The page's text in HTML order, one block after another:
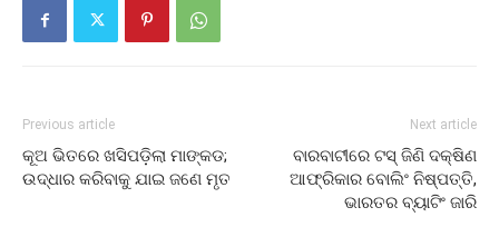
Previous article
କୂଅ ଭିତରେ ଖସିପଡ଼ିଲା ମାଙ୍କଡ;
ଉଦ୍ଧାର କରିବାକୁ ଯାଇ ଜଣେ ମୃତ
Next article
ବାରବାଟୀରେ ଟସ୍‌ ଜିଣି ଦକ୍ଷିଣ
ଆଫ୍ରିକାର ବୋଲିଂ ନିଷ୍ପତ୍ତି,
ଭାରତର ବ୍ୟାଟିଂ ଜାରି